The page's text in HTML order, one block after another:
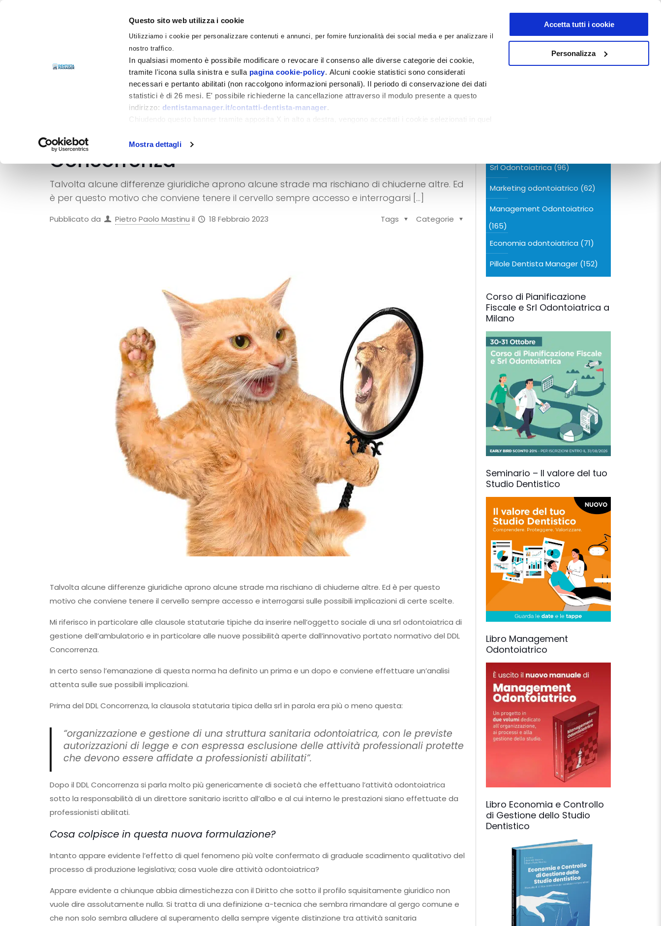
Questo sito web utilizza i cookie
Utilizziamo i cookie per personalizzare contenuti e annunci, per fornire funzionalità dei social media e per analizzare il
nostro traffico.
In qualsiasi momento è possibile modificare o revocare il consenso alle diverse categorie dei cookie,
tramite l'icona sulla sinistra e sulla pagina cookie-policy. Alcuni cookie statistici sono considerati
necessari e pertanto abilitati (non raccolgono informazioni personali). Il periodo di conservazione dei dati
statistici è di 26 mesi. E' possibile richiederne la cancellazione attraverso il modulo presente a questo
indirizzo: dentistamanager.it/contatti-dentista-manager.
Chiudendo questo banner tramite apposita X in alto a destra, vengono accettati i cookie selezionati in quel
Mostra dettagli
Accetta tutti i cookie
Personalizza
NEWSLETTER
DOCUMENTI 0 0
La srl odontoiatrica di gestione
dell’ambulatorio prima e dopo il DDL
Concorrenza
Talvolta alcune differenze giuridiche aprono alcune strade ma rischiano di chiuderne altre. Ed
è per questo motivo che conviene tenere il cervello sempre accesso e interrogarsi […]
Pubblicato da Pietro Paolo Mastinu il 18 Febbraio 2023 Categorie
Tags
Talvolta alcune differenze giuridiche aprono alcune strade ma rischiano di chiuderne altre. Ed è per questo
motivo che conviene tenere il cervello sempre accesso e interrogarsi sulle possibili implicazioni di certe scelte.
Mi riferisco in particolare alle clausole statutarie tipiche da inserire nell’oggetto sociale di una srl odontoiatrica di
gestione dell’ambulatorio e in particolare alle nuove possibilità aperte dall’innovativo portato normativo del DDL
Concorrenza.
In certo senso l’emanazione di questa norma ha definito un prima e un dopo e conviene effettuare un’analisi
attenta sulle sue possibili implicazioni.
Prima del DDL Concorrenza, la clausola statutaria tipica della srl in parola era più o meno questa:
“organizzazione e gestione di una struttura sanitaria odontoiatrica, con le previste
autorizzazioni di legge e con espressa esclusione delle attività professionali protette
che devono essere affidate a professionisti abilitati”.
Dopo il DDL Concorrenza si parla molto più genericamente di società che effettuano l’attività odontoiatrica
sotto la responsabilità di un direttore sanitario iscritto all’albo e al cui interno le prestazioni siano effettuate da
professionisti abilitati.
Cosa colpisce in questa nuova formulazione?
Intanto appare evidente l’effetto di quel fenomeno più volte confermato di graduale scadimento qualitativo del
processo di produzione legislativa; cosa vuole dire attività odontoiatrica?
Appare evidente a chiunque abbia dimestichezza con il Diritto che sotto il profilo squisitamente giuridico non
vuole dire assolutamente nulla. Si tratta di una definizione a-tecnica che sembra rimandare al gergo comune e
che non solo sembra alludere al superamento della sempre vigente distinzione tra attività sanitaria
CERCA NEL BLOG
Srl Odontoiatrica (96)
Marketing odontoiatrico (62)
Management Odontoiatrico
(165)
Economia odontoiatrica (71)
Pillole Dentista Manager (152)
Corso di Pianificazione
Fiscale e Srl Odontoiatrica a
Milano
Seminario – Il valore del tuo
Studio Dentistico
Libro Management
Odontoiatrico
Libro Economia e Controllo
di Gestione dello Studio
Dentistico